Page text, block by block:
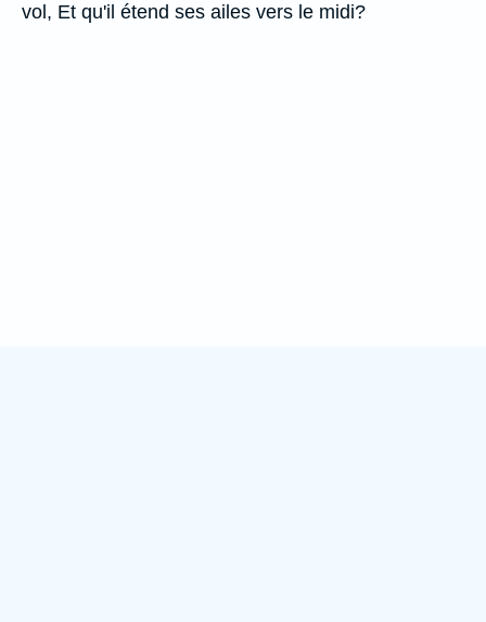
vol, Et qu'il étend ses ailes vers le midi?